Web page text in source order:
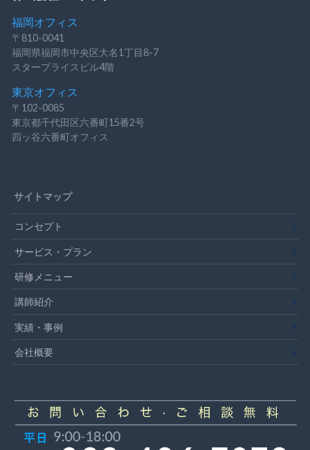
福岡オフィス
〒810-0041
福岡県福岡市中央区大名1丁目8-7
スタープライスビル4階
東京オフィス
〒102-0085
東京都千代田区六番町15番2号
四ッ谷六番町オフィス
サイトマップ
コンセプト
サービス・プラン
研修メニュー
講師紹介
実績・事例
会社概要